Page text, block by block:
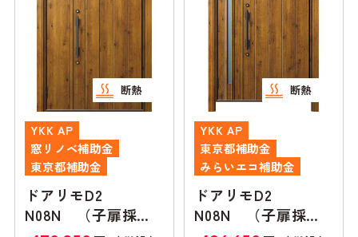
断熱
YKK AP
窓リノベ補助金
東京都補助金
ドアリモD2
N08N （子扉採光
断熱
YKK AP
東京都補助金
みらいエコ補助金
ドアリモD2
N08N （子扉採光